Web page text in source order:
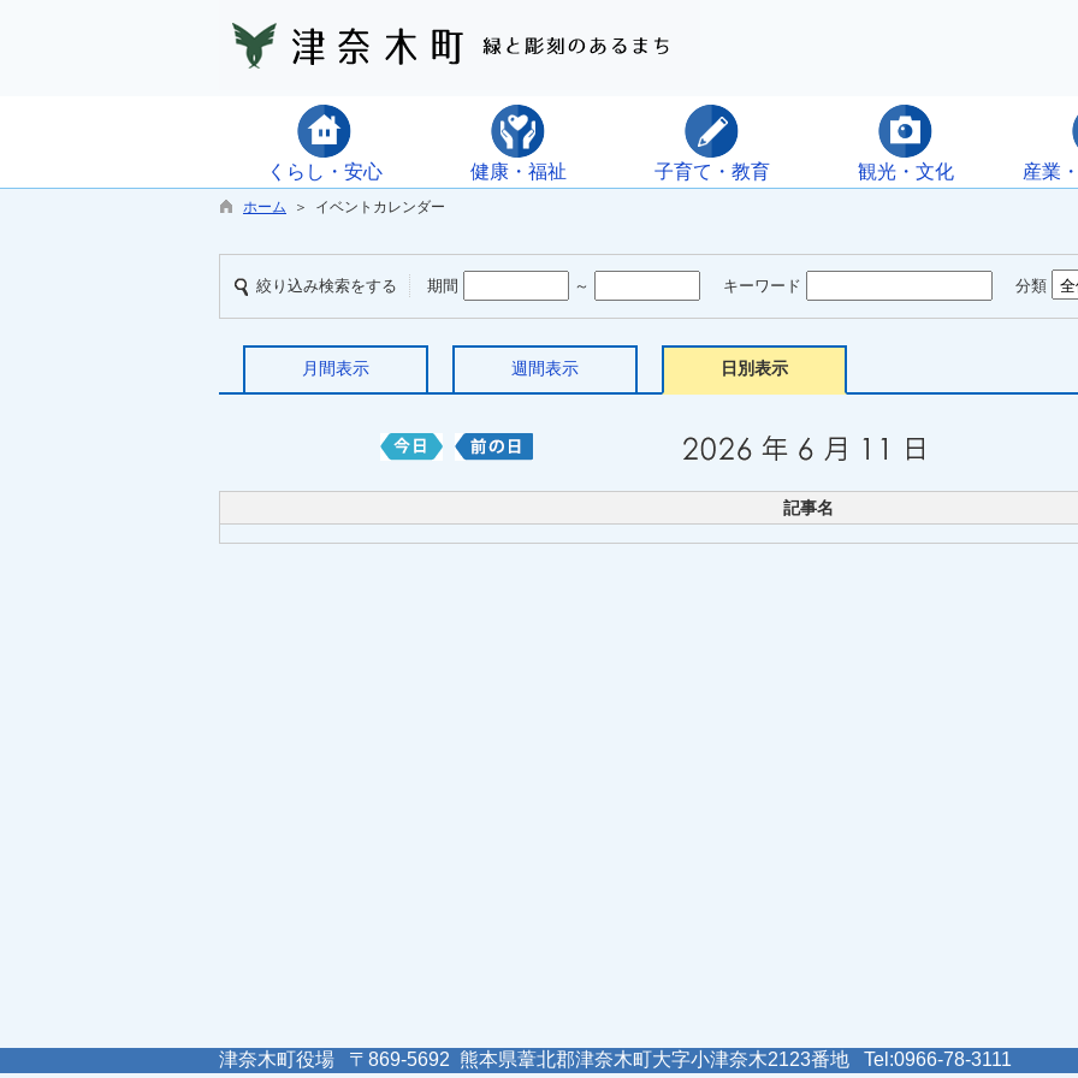
くらし・安心 健康・福祉 子育て・教育 観光・文化 産業
ホーム ＞ イベントカレンダー
絞り込み検索をする 期間 ～ キーワード 分類
月間表示 週間表示 日別表示
記事名
津奈木町役場 〒869-5692 熊本県葦北郡津奈木町大字小津奈木2123番地 Tel:0966-78-3111